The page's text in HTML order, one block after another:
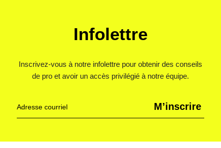
Infolettre
Inscrivez-vous à notre infolettre pour obtenir des conseils
de pro et avoir un accès privilégié à notre équipe.
M’inscrire